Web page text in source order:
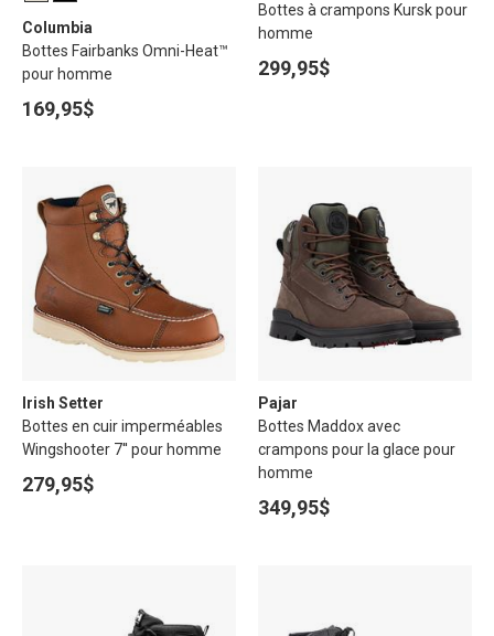
Columbia
Bottes Fairbanks Omni-Heat™
pour homme
169,95$
Bottes à crampons Kursk pour
homme
299,95$
Irish Setter
Bottes en cuir imperméables
Wingshooter 7'' pour homme
279,95$
Pajar
Bottes Maddox avec
crampons pour la glace pour
homme
349,95$